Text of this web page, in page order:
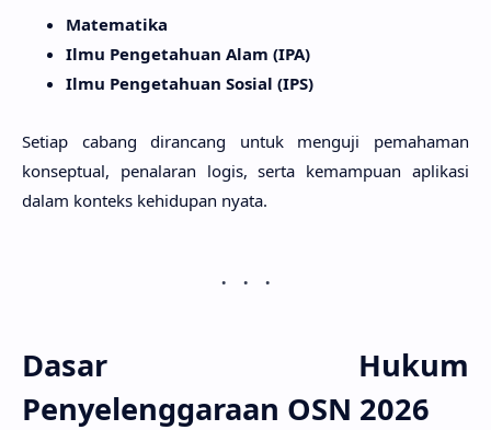
Matematika
Ilmu Pengetahuan Alam (IPA)
Ilmu Pengetahuan Sosial (IPS)
Setiap cabang dirancang untuk menguji pemahaman
konseptual, penalaran logis, serta kemampuan aplikasi
dalam konteks kehidupan nyata.
Dasar Hukum
Penyelenggaraan OSN 2026